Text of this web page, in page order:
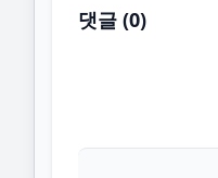
댓글 (0)